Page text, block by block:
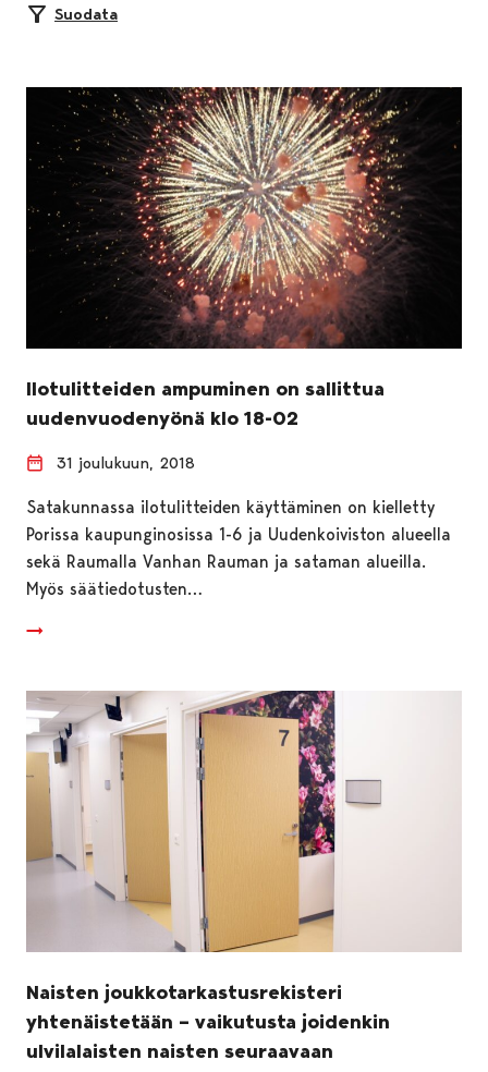
Suodata
Ilotulitteiden ampuminen on sallittua
uudenvuodenyönä klo 18-02
31 joulukuun, 2018
Satakunnassa ilotulitteiden käyttäminen on kielletty
Porissa kaupunginosissa 1-6 ja Uudenkoiviston alueella
sekä Raumalla Vanhan Rauman ja sataman alueilla.
Myös säätiedotusten…
Naisten joukkotarkastusrekisteri
yhtenäistetään – vaikutusta joidenkin
ulvilalaisten naisten seuraavaan